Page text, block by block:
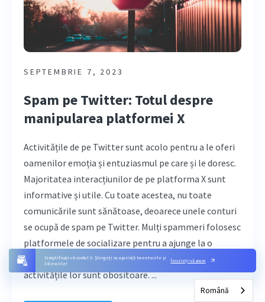
Simplificați-vă contul X. Ștergeți cu ușurință tweet-urile și
like-urile!
Înscrieți-vă acum
SEPTEMBRIE 7, 2023
Spam pe Twitter: Totul despre
manipularea platformei X
Activitățile de pe Twitter sunt acolo pentru a le oferi
oamenilor emoția și entuziasmul pe care și le doresc.
Majoritatea interacțiunilor de pe platforma X sunt
informative și utile. Cu toate acestea, nu toate
comunicările sunt sănătoase, deoarece unele conturi
se ocupă de spam pe Twitter. Mulți spammeri folosesc
platformele de socializare pentru a ajunge la o
audiență mai mare. În pofida acestui fapt, prezența și
activitățile lor sunt obositoare. ...
Română